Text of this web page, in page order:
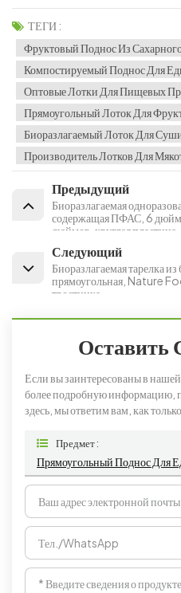
ТЕГИ :
Фруктовый Поднос Из
Компостируемый Поднос Для
Оптовые Лотки Для Пищевых
Прямоугольный Лоток Для
Биоразлагаемый Лоток Для
Производитель Лотков Для
Предыдущий
Биоразлагаемая
содержащая ПФАС, 6
дюймов, круглая пластина
Следующий
Биоразлагаемая тарелка
прямоугольная, Nature
тростника
Оставить
Если вы заинтересованы в
более подробную информацию,
здесь, мы ответим вам, как
Предмет :